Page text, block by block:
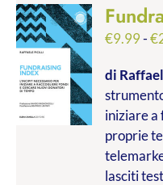
€9.99-€
di
iniziare a
proprie
lasciti